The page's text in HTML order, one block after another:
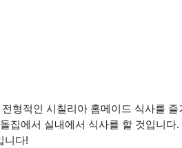
형적인 시칠리아 홈메이드 식사를 즐
집에서 실내에서 식사를 할 것입니다
니다!